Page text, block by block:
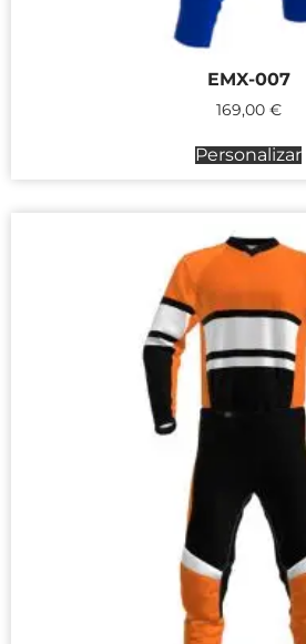
EMX-007
169,00 €
Personalizar